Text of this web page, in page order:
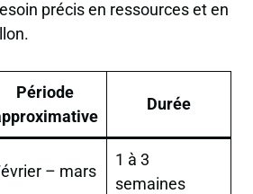
précis en ressources et en
Période
Durée
– mars
1 à 3
semaines